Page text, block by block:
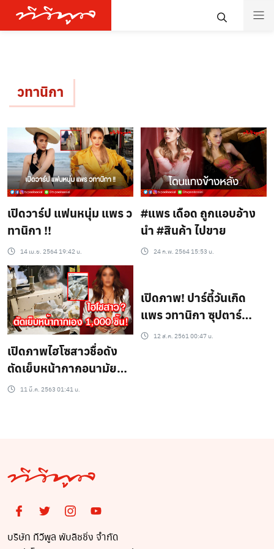
วทานิกา
เปิดวาร์ป แฟนหนุ่ม แพร ว
ทานิกา !!
14 เม.ย. 2564 19:42 น.
#แพร เดือด ถูกแอบอ้าง
นำ #สินค้า ไปขาย
24 ก.พ. 2564 15:53 น.
เปิดภาพไฮโซสาวชื่อดัง
ตัดเย็บหน้ากากอนามัย
เอง เพื่อบริจาค 1,000
11 มี.ค. 2563 01:41 น.
เปิดภาพ! ปาร์ตี้วันเกิด
แพร วทานิกา ซุปตาร์
ตบเท้าร่วมงานเพียบ มีใคร
12 ส.ค. 2561 00:47 น.
บริษัท ทีวีพูล พับลิชชิ่ง จำกัด